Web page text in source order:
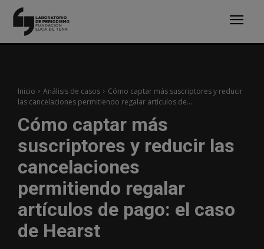
Inicio Análisis de casos
Cómo captar más suscriptores y reducir
las cancelaciones permitiendo regalar artículos de...
Cómo captar más
suscriptores y reducir las
cancelaciones
permitiendo regalar
artículos de pago: el caso
de Hearst